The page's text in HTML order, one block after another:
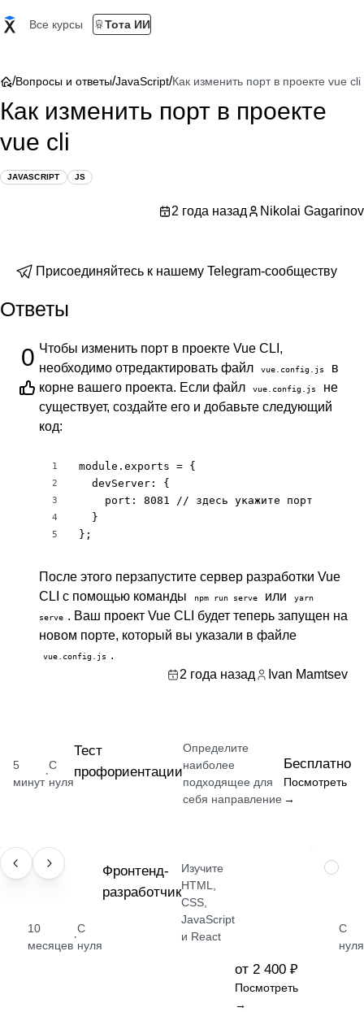
Все курсы Тота ИИ
/Вопросы и ответы/JavaScript/Как изменить порт в проекте vue cli
Как изменить порт в проекте
vue cli
JAVASCRIPT JS
2 года назад Nikolai Gagarinov
Присоединяйтесь к нашему Telegram-сообществу
Ответы
0 Чтобы изменить порт в проекте Vue CLI,
необходимо отредактировать файл
vue.config.js
в
корне вашего проекта. Если файл
vue.config.js
не
существует, создайте его и добавьте следующий
код:
1
2
3
4
5
module.exports = {
  devServer: {
    port: 8081 // здесь укажите порт
  }
};
После этого перзапустите сервер разработки Vue
CLI с помощью команды
npm run serve или
yarn
serve . Ваш проект Vue CLI будет теперь запущен на
новом порте, который вы указали в файле
vue.config.js .
2 года назад
Ivan Mamtsev
5
минут
·
С
нуля
Тест
профориентации
Определите
наиболее
подходящее для
себя направление
Бесплатно
Посмотреть
→
ПРОФЕССИЯ
10
месяцев
·
С
нуля
Фронтенд-
разработчик
Изучите
HTML,
CSS,
JavaScript
и React
от 2 400 ₽
Посмотреть
→
НАВЫК
С
нуля